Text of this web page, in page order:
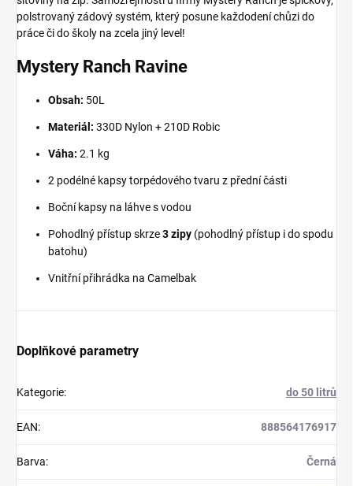
polstrovaný zádový systém, který posune každodení chůzi do
práce či do školy na zcela jiný level!
Mystery Ranch Ravine
Obsah: 50L
Materiál: 330D Nylon + 210D Robic
Váha: 2.1 kg
2 podélné kapsy torpédového tvaru z přední části
Boční kapsy na láhve s vodou
Pohodlný přístup skrze3 zipy (pohodlný přístup i do spodu
batohu)
Vnitřní přihrádka na Camelbak
Doplňkové parametry
Kategorie: do 50 litrů
EAN: 888564176917
Barva: Černá